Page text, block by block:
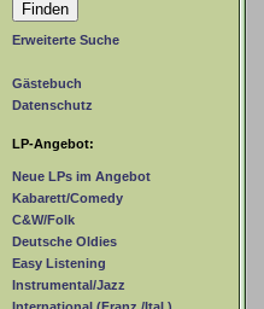
Erweiterte Suche
Gästebuch
Datenschutz
LP-Angebot:
Neue LPs im Angebot
Kabarett/Comedy
C&W/Folk
Deutsche Oldies
Easy Listening
Instrumental/Jazz